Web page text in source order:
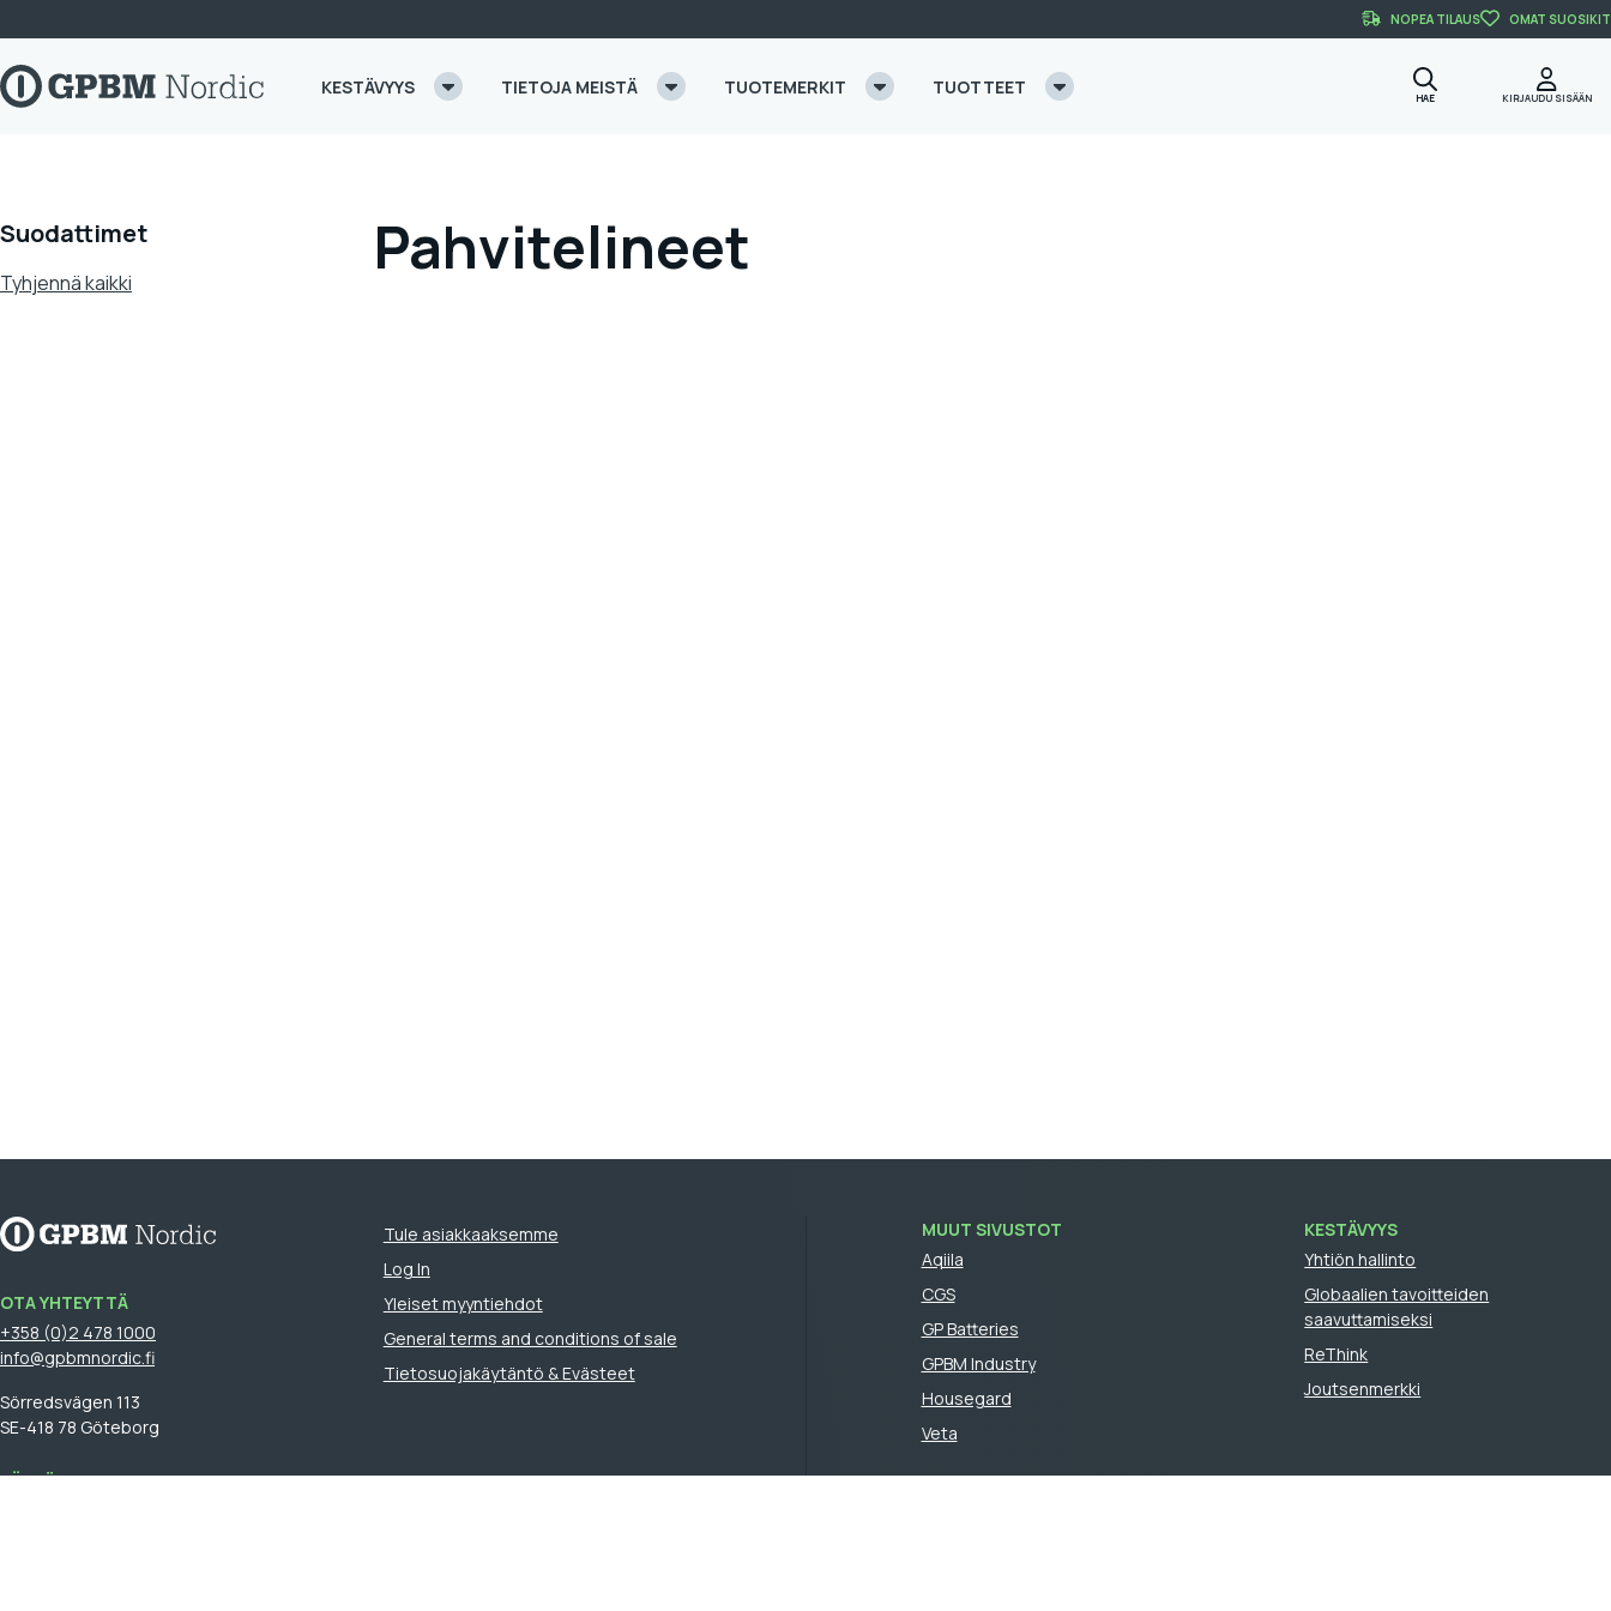
NOPEA TILAUS OMAT SUOSIKIT
KESTÄVYYS TIETOJA MEISTÄ TUOTEMERKIT TUOTTEET HAE KIRJAUDU SISÄÄN
Suodattimet
Tyhjennä kaikki Pahvitelineet
OTA YHTEYTTÄ
+358 (0)2 478 1000
info@gpbmnordic.fi
Sörredsvägen 113
SE-418 78 Göteborg
LÖYDÄ MYYNTIEDUSTAJASI
Tule asiakkaaksemme
Log In
Yleiset myyntiehdot
General terms and conditions of sale
Tietosuojakäytäntö & Evästeet
MUUT SIVUSTOT
Aqiila
CGS
GP Batteries
GPBM Industry
Housegard
Veta
KESTÄVYYS
Yhtiön hallinto
Globaalien tavoitteiden
saavuttamiseksi
ReThink
Joutsenmerkki